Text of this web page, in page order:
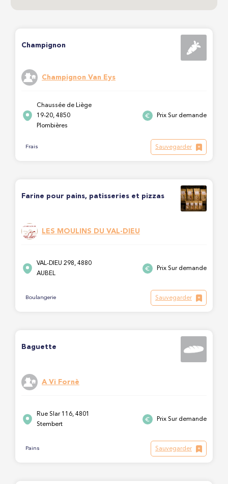
Champignon
Champignon Van Eys
Chaussée de Liège
19-20, 4850
Plombières
Prix Sur demande
Frais Sauvegarder
Farine pour pains, patisseries et pizzas
LES MOULINS DU VAL-DIEU
VAL-DIEU 298, 4880
AUBEL
Prix Sur demande
Boulangerie Sauvegarder
Baguette
A Vi Fornè
Rue Slar 116, 4801
Stembert
Prix Sur demande
Pains Sauvegarder